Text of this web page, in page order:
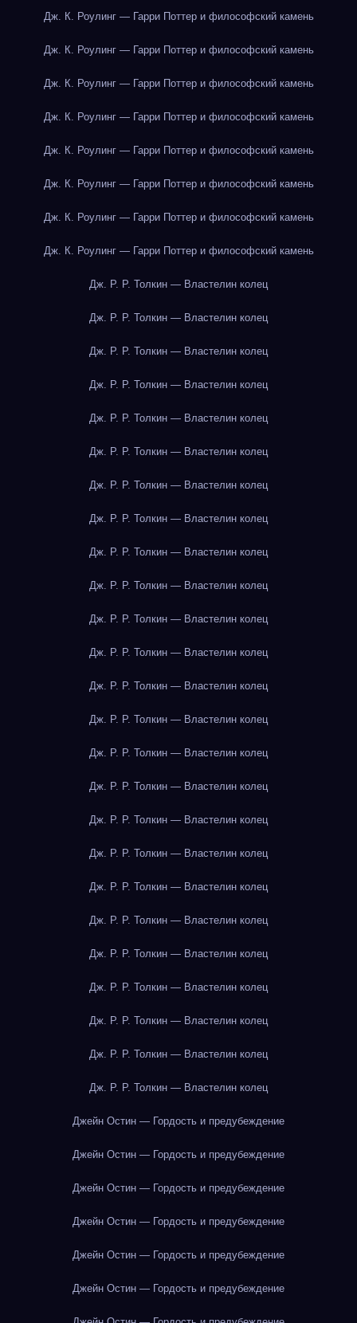
Дж. К. Роулинг — Гарри Поттер и философский камень
Дж. К. Роулинг — Гарри Поттер и философский камень
Дж. К. Роулинг — Гарри Поттер и философский камень
Дж. К. Роулинг — Гарри Поттер и философский камень
Дж. К. Роулинг — Гарри Поттер и философский камень
Дж. К. Роулинг — Гарри Поттер и философский камень
Дж. К. Роулинг — Гарри Поттер и философский камень
Дж. К. Роулинг — Гарри Поттер и философский камень
Дж. Р. Р. Толкин — Властелин колец
Дж. Р. Р. Толкин — Властелин колец
Дж. Р. Р. Толкин — Властелин колец
Дж. Р. Р. Толкин — Властелин колец
Дж. Р. Р. Толкин — Властелин колец
Дж. Р. Р. Толкин — Властелин колец
Дж. Р. Р. Толкин — Властелин колец
Дж. Р. Р. Толкин — Властелин колец
Дж. Р. Р. Толкин — Властелин колец
Дж. Р. Р. Толкин — Властелин колец
Дж. Р. Р. Толкин — Властелин колец
Дж. Р. Р. Толкин — Властелин колец
Дж. Р. Р. Толкин — Властелин колец
Дж. Р. Р. Толкин — Властелин колец
Дж. Р. Р. Толкин — Властелин колец
Дж. Р. Р. Толкин — Властелин колец
Дж. Р. Р. Толкин — Властелин колец
Дж. Р. Р. Толкин — Властелин колец
Дж. Р. Р. Толкин — Властелин колец
Дж. Р. Р. Толкин — Властелин колец
Дж. Р. Р. Толкин — Властелин колец
Дж. Р. Р. Толкин — Властелин колец
Дж. Р. Р. Толкин — Властелин колец
Дж. Р. Р. Толкин — Властелин колец
Дж. Р. Р. Толкин — Властелин колец
Джейн Остин — Гордость и предубеждение
Джейн Остин — Гордость и предубеждение
Джейн Остин — Гордость и предубеждение
Джейн Остин — Гордость и предубеждение
Джейн Остин — Гордость и предубеждение
Джейн Остин — Гордость и предубеждение